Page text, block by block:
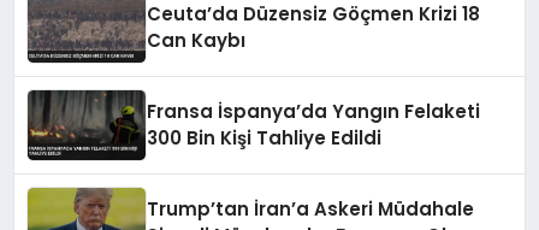
Ceuta’da Düzensiz Göçmen Krizi 18
Can Kaybı
Fransa İspanya’da Yangın Felaketi
300 Bin Kişi Tahliye Edildi
Trump’tan İran’a Askeri Müdahale